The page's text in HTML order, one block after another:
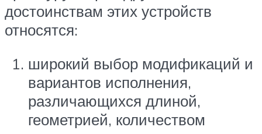
достоинствам этих устройств
относятся:
широкий выбор модификаций и
вариантов исполнения,
различающихся длиной,
геометрией, количеством